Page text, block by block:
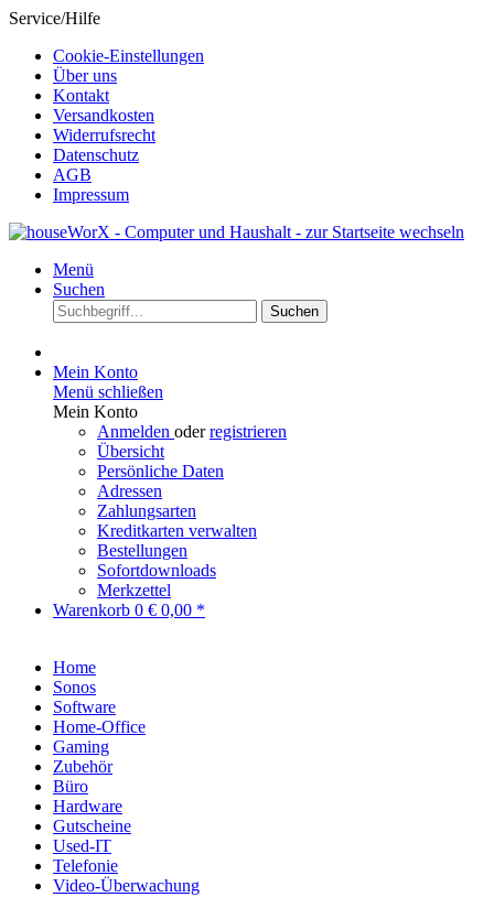
Service/Hilfe
Cookie-Einstellungen
Über uns
Kontakt
Versandkosten
Widerrufsrecht
Datenschutz
AGB
Impressum
Menü
Suchen
Suchen
Mein Konto
Menü schließen
Mein Konto
Anmelden oderregistrieren
Übersicht
Persönliche Daten
Adressen
Zahlungsarten
Kreditkarten verwalten
Bestellungen
Sofortdownloads
Merkzettel
Warenkorb 0 € 0,00 *
Home
Sonos
Software
Home-Office
Gaming
Zubehör
Büro
Hardware
Gutscheine
Used-IT
Telefonie
Video-Überwachung